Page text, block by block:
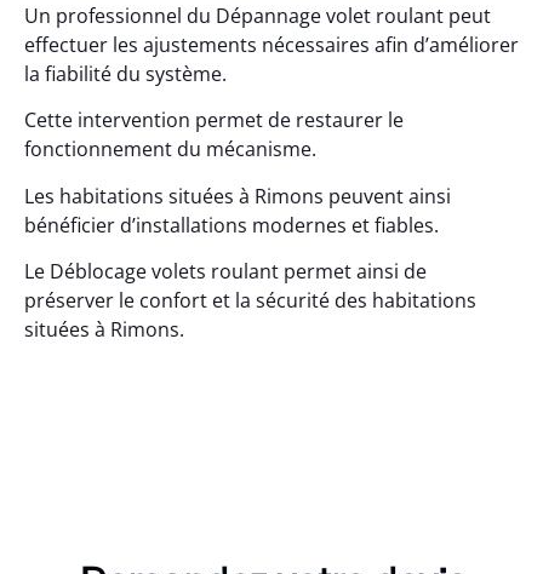
Un professionnel du Dépannage volet roulant peut
effectuer les ajustements nécessaires afin d’améliorer
la fiabilité du système.
Cette intervention permet de restaurer le
fonctionnement du mécanisme.
Les habitations situées à Rimons peuvent ainsi
bénéficier d’installations modernes et fiables.
Le Déblocage volets roulant permet ainsi de
préserver le confort et la sécurité des habitations
situées à Rimons.